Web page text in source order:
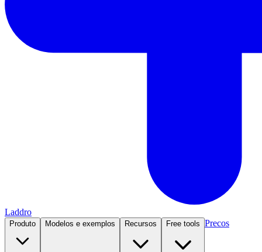
Laddro
Produto Modelos e exemplos Recursos Free tools Precos